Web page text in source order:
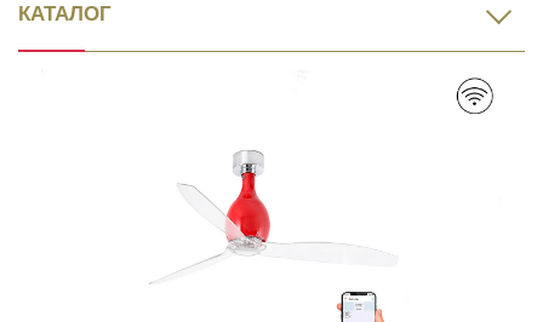
КАТАЛОГ